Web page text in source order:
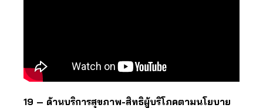
19 – ด้านบริการสุขภาพ-สิทธิผู้บริโภคตามนโยบาย